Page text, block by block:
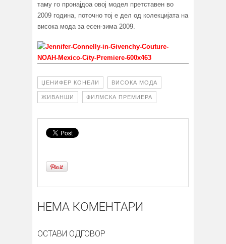
таму го пронајдоа овој модел претставен во
2009 година, поточно тој е дел од колекцијата на
висока мода за есен-зима 2009.
ЏЕНИФЕР КОНЕЛИ ВИСОКА МОДА
ЖИВАНШИ ФИЛМСКА ПРЕМИЕРА
НЕМА КОМЕНТАРИ
ОСТАВИ ОДГОВОР